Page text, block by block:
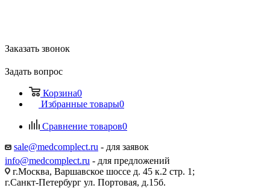
Заказать звонок
Задать вопрос
Корзина0
Избранные товары0
Сравнение товаров0
sale@medcomplect.ru - для заявок
info@medcomplect.ru - для предложений
г.Москва, Варшавское шоссе д. 45 к.2 стр. 1;
г.Санкт-Петербург ул. Портовая, д.15б.